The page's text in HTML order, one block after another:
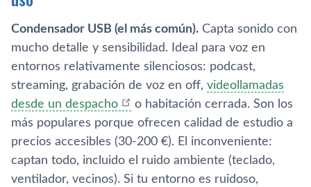
Condensador USB (el más común). Capta sonido con
mucho detalle y sensibilidad. Ideal para voz en
entornos relativamente silenciosos: podcast,
streaming, grabación de voz en off, videollamadas
desde un despacho
o habitación cerrada. Son los
más populares porque ofrecen calidad de estudio a
precios accesibles (30-200 €). El inconveniente:
captan todo, incluido el ruido ambiente (teclado,
ventilador, vecinos). Si tu entorno es ruidoso,